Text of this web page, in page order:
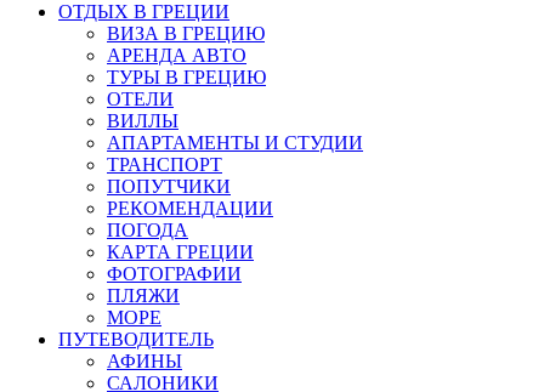
ОТДЫХ В ГРЕЦИИ
ВИЗА В ГРЕЦИЮ
АРЕНДА АВТО
ТУРЫ В ГРЕЦИЮ
ОТЕЛИ
ВИЛЛЫ
АПАРТАМЕНТЫ И СТУДИИ
ТРАНСПОРТ
ПОПУТЧИКИ
РЕКОМЕНДАЦИИ
ПОГОДА
КАРТА ГРЕЦИИ
ФОТОГРАФИИ
ПЛЯЖИ
МОРЕ
ПУТЕВОДИТЕЛЬ
АФИНЫ
САЛОНИКИ